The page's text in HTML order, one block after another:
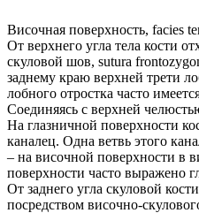
Височная поверхность, facies
От верхнего угла тела кости
скуловой шов, sutura
заднему краю верхней трети
лобного отростка часто
Соединяясь с верхней
На глазничной поверхности
каналец. Одна ветвь этого
– на височной поверхности в
поверхности часто выражено
От заднего угла скуловой
посредством височно-